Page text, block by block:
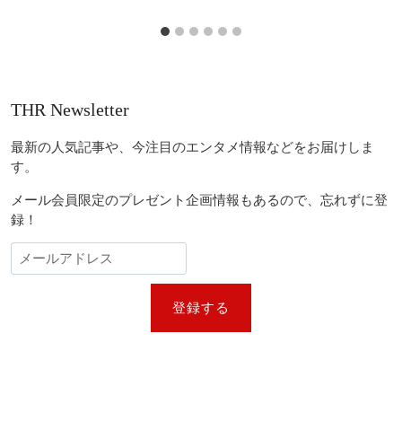
THR Newsletter
最新の人気記事や、今注目のエンタメ情報などをお届けしま
す。
メール会員限定のプレゼント企画情報もあるので、忘れずに登
録！
登録する